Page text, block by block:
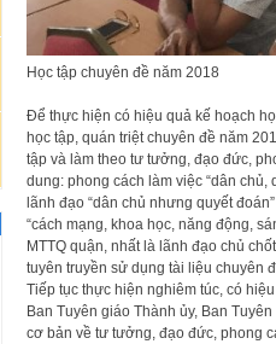
Học tập chuyên đề năm 2018
Để thực hiện có hiệu quả kế hoạch
học tập, quán triệt chuyên đề năm
tập và làm theo tư tưởng, đạo đức,
dung: phong cách làm việc “dân chủ,
lãnh đạo “dân chủ nhưng quyết
“cách mạng, khoa học, năng động,
MTTQ quận, nhất là lãnh đạo chủ
tuyên truyền sử dụng tài liệu chuyên
Tiếp tục thực hiện nghiêm túc, có
Ban Tuyên giáo Thành ủy, Ban
cơ bản về tư tưởng, đạo đức, phong